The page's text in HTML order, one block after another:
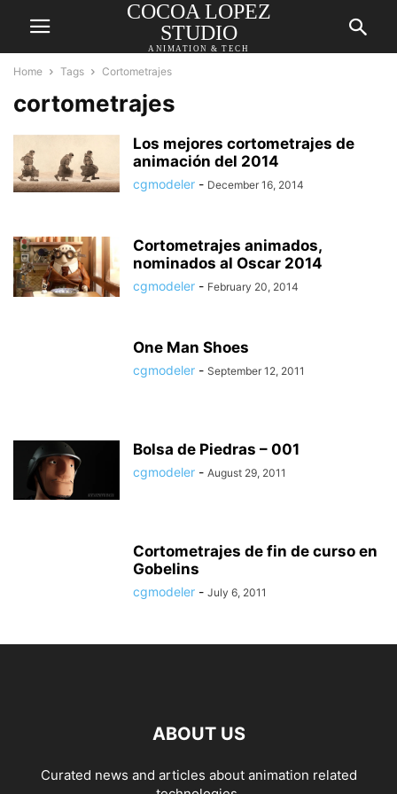
COCOA LOPEZ
STUDIO
ANIMATION & TECH
Home Tags Cortometrajes
cortometrajes
Los mejores cortometrajes de
animación del 2014
cgmodeler - December 16, 2014
Cortometrajes animados,
nominados al Oscar 2014
cgmodeler - February 20, 2014
One Man Shoes
cgmodeler - September 12, 2011
Bolsa de Piedras – 001
cgmodeler - August 29, 2011
Cortometrajes de fin de curso en
Gobelins
cgmodeler - July 6, 2011
ABOUT US
Curated news and articles about animation related